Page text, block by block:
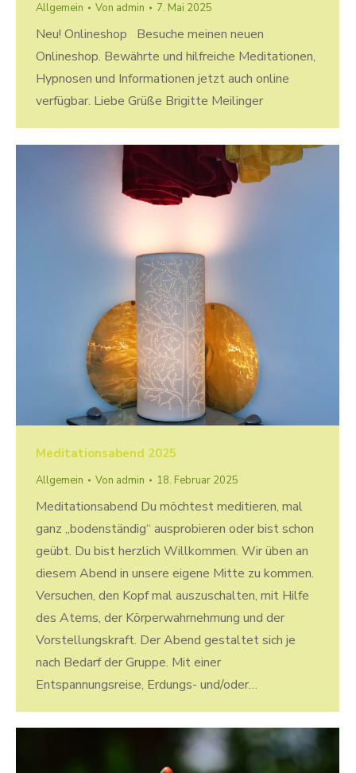
Allgemein Von admin 7. Mai 2025
Neu! Onlineshop Besuche meinen neuen
Onlineshop. Bewährte und hilfreiche Meditationen,
Hypnosen und Informationen jetzt auch online
verfügbar. Liebe Grüße Brigitte Meilinger
Meditationsabend 2025
Allgemein Von admin 18. Februar 2025
Meditationsabend Du möchtest meditieren, mal
ganz „bodenständig“ ausprobieren oder bist schon
geübt. Du bist herzlich Willkommen. Wir üben an
diesem Abend in unsere eigene Mitte zu kommen.
Versuchen, den Kopf mal auszuschalten, mit Hilfe
des Atems, der Körperwahrnehmung und der
Vorstellungskraft. Der Abend gestaltet sich je
nach Bedarf der Gruppe. Mit einer
Entspannungsreise, Erdungs- und/oder…